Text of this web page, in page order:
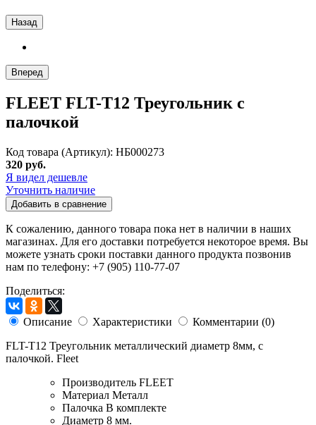
Назад
Вперед
FLEET FLT-T12 Треугольник с
палочкой
Код товара (Артикул): НБ000273
320 руб.
Я видел дешевле
Уточнить наличие
Добавить в сравнение
К сожалению, данного товара пока нет в наличии в наших
магазинах. Для его доставки потребуется некоторое время. Вы
можете узнать сроки поставки данного продукта позвонив
нам по телефону: +7 (905) 110-77-07
Поделиться:
Описание Характеристики
Комментарии (0)
FLT-T12 Треугольник металлический диаметр 8мм, с
палочкой. Fleet
Производитель FLEET
Материал Металл
Палочка В комплекте
Диаметр 8 мм.